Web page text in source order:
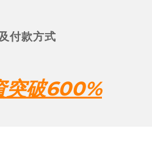
付款方式
突破600%